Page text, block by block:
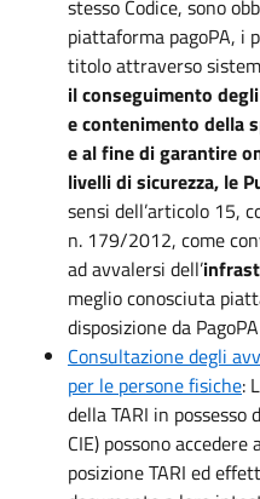
stesso Codice, sono
piattaforma pagoPA, i
titolo attraverso
il conseguimento
e contenimento della
e al fine di garantire
livelli di sicurezza, le
sensi dell’articolo 15,
n. 179/2012, come
ad avvalersi dell’
meglio conosciuta
disposizione da
Consultazione degli
per le persone fisiche:
della TARI in
CIE) possono
posizione TARI ed